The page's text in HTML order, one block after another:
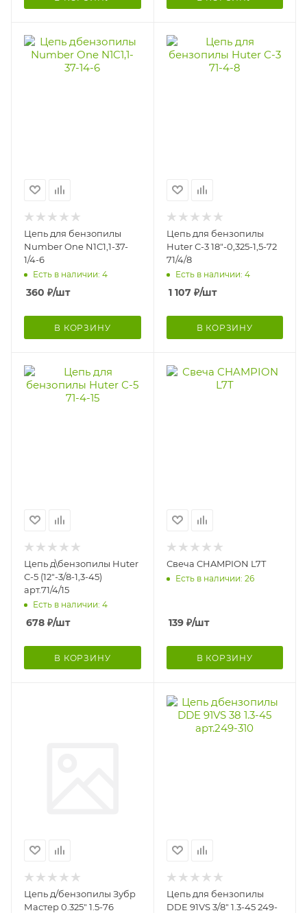
Цепь для бензопилы
Number One N1C1,1-37-
1/4-6
Есть в наличии: 4
360 ₽/шт
В КОРЗИНУ
Цепь для бензопилы
Huter С-3 18"-0,325-1,5-72
71/4/8
Есть в наличии: 4
1 107₽/шт
В КОРЗИНУ
Цепь д\бензопилы Huter
С-5 (12"-3/8-1,3-45)
арт.71/4/15
Есть в наличии: 4
678 ₽/шт
В КОРЗИНУ
Свеча CHAMPION L7T
Есть в наличии: 26
139₽/шт
В КОРЗИНУ
Цепь д/бензопилы Зубр
Мастер 0.325" 1.5-76
Цепь для бензопилы
DDE 91VS 3/8" 1.3-45 249-